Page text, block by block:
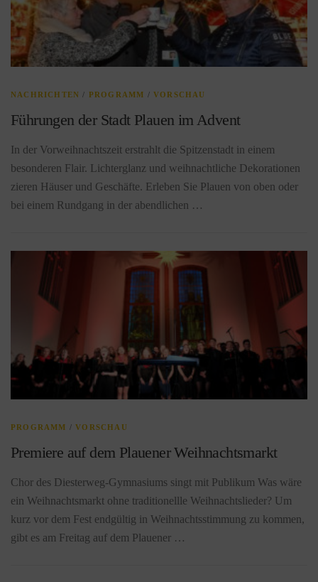
NACHRICHTEN / PROGRAMM /VORSCHAU
Führungen der Stadt Plauen im Advent
In der Vorweihnachtszeit erstrahlt die Spitzenstadt in einem
besonderen Flair. Lichterglanz und weihnachtliche Dekorationen
zieren Häuser und Geschäfte. Erleben Sie Plauen von oben oder
bei einem Rundgang in der abendlichen …
PROGRAMM /VORSCHAU
Premiere auf dem Plauener Weihnachtsmarkt
Chor des Diesterweg-Gymnasiums singt mit Publikum Was wäre
ein Weihnachtsmarkt ohne traditionellle Weihnachtslieder? Um
kurz vor dem Fest endgültig in Weihnachtsstimmung zu kommen,
gibt es am Freitag auf dem Plauener …